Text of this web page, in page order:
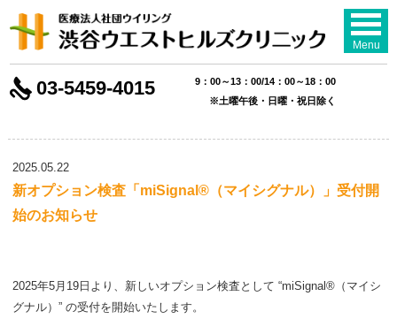
Menu
03-5459-4015
9：00～13：00/14：00～18：00
※土曜午後・日曜・祝日除く
2025.05.22
新オプション検査「miSignal®（マイシグナル）」受付開
始のお知らせ
2025年5月19日より、新しいオプション検査として “miSignal®（マイシ
グナル）” の受付を開始いたします。